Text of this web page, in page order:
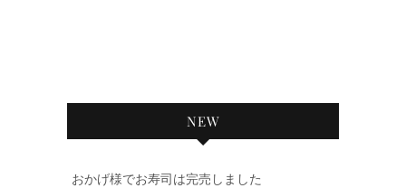
NEW
おかげ様でお寿司は完売しました